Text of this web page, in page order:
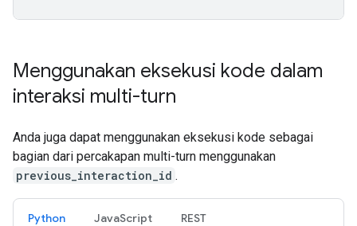
Menggunakan eksekusi kode dalam
interaksi multi-turn
Anda juga dapat menggunakan eksekusi kode sebagai
bagian dari percakapan multi-turn menggunakan
previous_interaction_id .
Python JavaScript REST